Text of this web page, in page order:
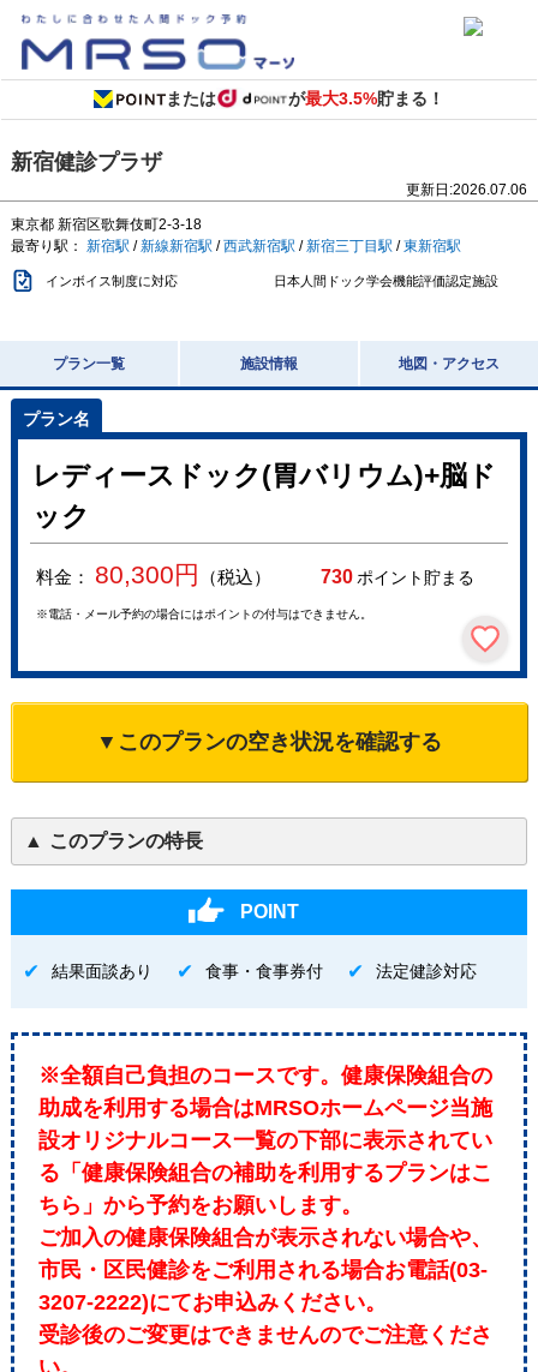
または が最大3.5%貯まる！
新宿健診プラザ
更新日:2026.07.06
東京都 新宿区歌舞伎町2-3-18
最寄り駅： 新宿駅 /新線新宿駅 /西武新宿駅 /新宿三丁目駅 /東新宿駅
インボイス制度に対応 日本人間ドック学会機能評価認定施設
プラン一覧 施設情報 地図・アクセス
レディースドック(胃バリウム)+脳ド
ック
料金： 80,300円 （税込） 730ポイント貯まる
※電話・メール予約の場合にはポイントの付与はできません。
▼このプランの空き状況を確認する
このプランの特長
POINT
結果面談あり 食事・食事券付 法定健診対応
※全額自己負担のコースです。健康保険組合の
助成を利用する場合はMRSOホームページ当施
設オリジナルコース一覧の下部に表示されてい
る「健康保険組合の補助を利用するプランはこ
ちら」から予約をお願いします。
ご加入の健康保険組合が表示されない場合や、
市民・区民健診をご利用される場合お電話(03-
3207-2222)にてお申込みください。
受診後のご変更はできませんのでご注意くださ